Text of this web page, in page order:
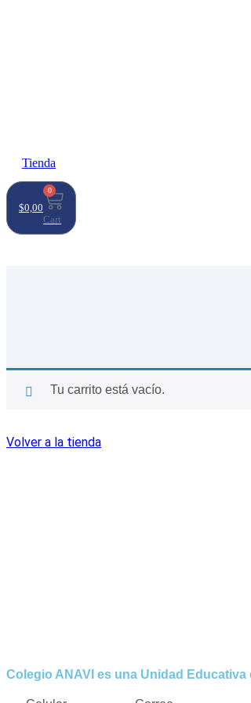
Tienda
$0,00
0
Cart
Tu carrito está vacío.
Volver a la tienda
Colegio ANAVI es una Unidad